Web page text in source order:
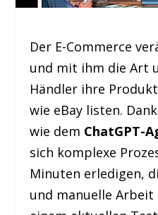
Der E-Commerce
und mit ihm die Art
Händler ihre
wie eBay listen.
wie dem ChatGPT-
sich komplexe
Minuten erledigen,
und manuelle